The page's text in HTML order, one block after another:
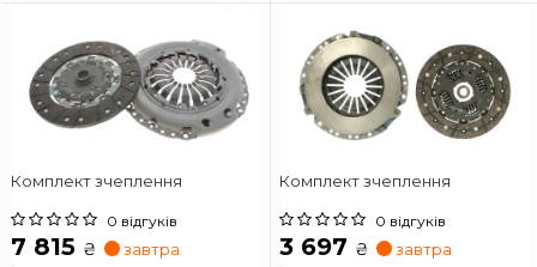
Комплект зчеплення
0 відгуків
7 815 ₴ завтра
Комплект зчеплення
0 відгуків
3 697 ₴ завтра